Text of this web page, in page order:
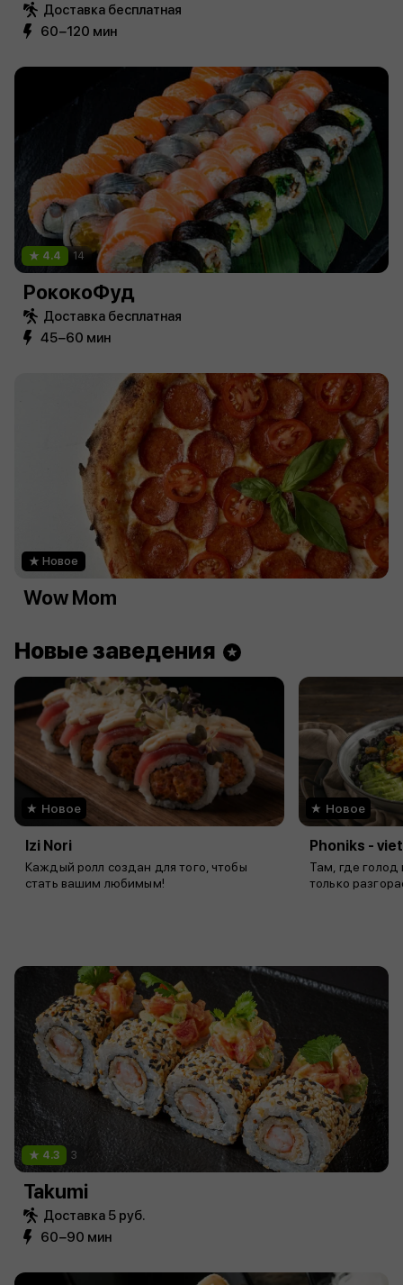
Доставка бесплатная
60−120 мин
4.4 14
РококоФуд
Доставка бесплатная
45−60 мин
Новое
Wow Mom
Новые заведения
Новое
Izi Nori
Каждый ролл создан для того, чтобы
стать вашим любимым!
Новое
Phoniks -
Там, где голод
только
4.3 3
Takumi
Доставка 5 руб.
60−90 мин